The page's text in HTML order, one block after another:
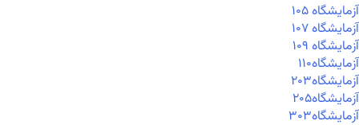
آزمايشگاه ۱۰۵
آزمايشگاه ۱۰۷
آزمايشگاه ۱۰۹
آزمايشگاه۱۱۰
آزمايشگاه۲۰۳
آزمايشگاه۲۰۵
آزمايشگاه۳۰۳